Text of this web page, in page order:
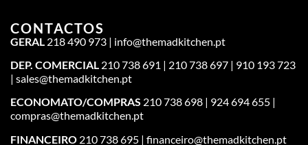
CONTACTOS
GERAL 218 490 973 | info@themadkitchen.pt
DEP. COMERCIAL 210 738 691 | 210 738 697 | 910 193 723
| sales@themadkitchen.pt
ECONOMATO/COMPRAS 210 738 698 | 924 694 655 |
compras@themadkitchen.pt
FINANCEIRO 210 738 695 | financeiro@themadkitchen.pt